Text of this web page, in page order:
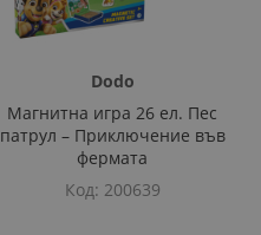
Dodo
Магнитна игра 26 ел. Пес
патрул – Приключение във
фермата
Код 200639